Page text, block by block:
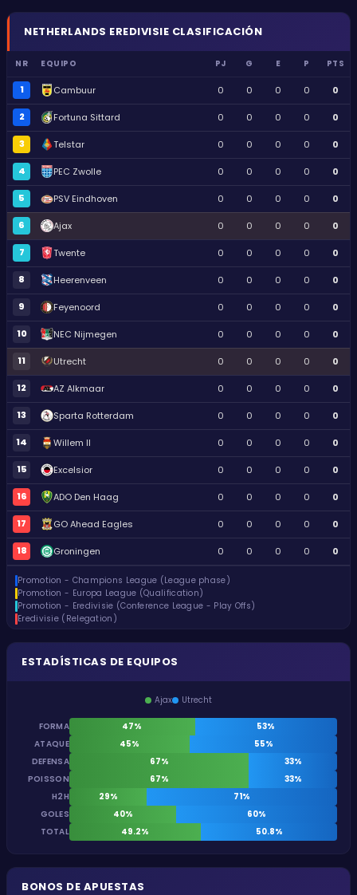
NETHERLANDS EREDIVISIE CLASIFICACIÓN
NR EQUIPO PJ G E P PTS
1 Cambuur 0 0 0 0 0
2 Fortuna Sittard 0 0 0 0 0
3 Telstar 0 0 0 0 0
4 PEC Zwolle 0 0 0 0 0
5 PSV Eindhoven 0 0 0 0 0
6 Ajax 0 0 0 0 0
7 Twente 0 0 0 0 0
8 Heerenveen 0 0 0 0 0
9 Feyenoord 0 0 0 0 0
10 NEC Nijmegen 0 0 0 0 0
11 Utrecht 0 0 0 0 0
12 AZ Alkmaar 0 0 0 0 0
13 Sparta Rotterdam 0 0 0 0 0
14 Willem II 0 0 0 0 0
15 Excelsior 0 0 0 0 0
16 ADO Den Haag 0 0 0 0 0
17 GO Ahead Eagles 0 0 0 0 0
18 Groningen 0 0 0 0 0
Promotion - Champions League (League phase)
Promotion - Europa League (Qualification)
Promotion - Eredivisie (Conference League - Play Offs)
Eredivisie (Relegation)
ESTADÍSTICAS DE EQUIPOS
Ajax Utrecht
FORMA 47%
53%
ATAQUE
45%
55%
DEFENSA
67%
33%
POISSON
67%
33%
H2H
29%
71%
GOLES
40%
60%
TOTAL
49.2% 50.8%
BONOS DE APUESTAS